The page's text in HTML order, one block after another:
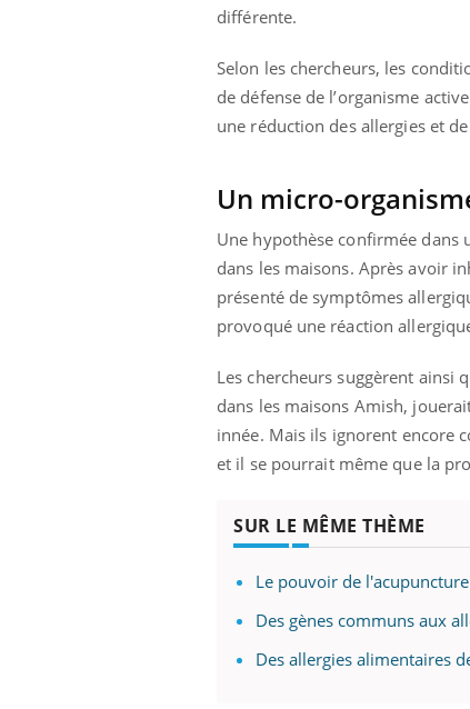
différente.
Selon les chercheurs, les
de défense de l’organisme
une réduction des allergies et de
Un micro-
Une hypothèse confirmée dans
dans les maisons. Après avoir
présenté de symptômes
provoqué une réaction
Les chercheurs suggèrent ainsi
dans les maisons Amish,
innée. Mais ils ignorent encore
et il se pourrait même que la
SUR LE MÊME THÈME
Le pouvoir de
Des gènes communs aux
Des allergies alimentaires